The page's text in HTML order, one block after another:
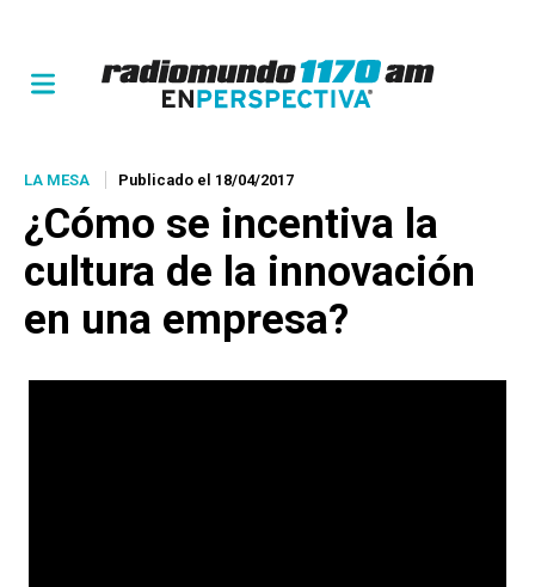
LA MESA Publicado el 18/04/2017
¿Cómo se incentiva la
cultura de la innovación
en una empresa?